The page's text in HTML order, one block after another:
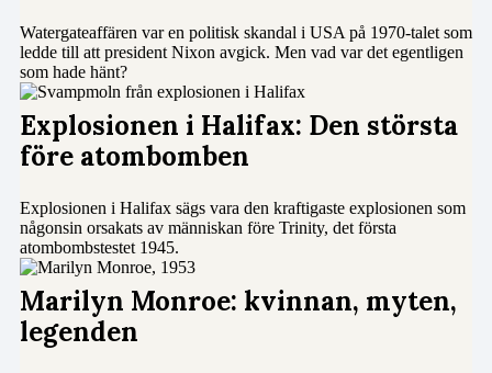
Watergateaffären var en politisk skandal i USA på 1970-talet som
ledde till att president Nixon avgick. Men vad var det egentligen
som hade hänt?
Explosionen i Halifax: Den största
före atombomben
Explosionen i Halifax sägs vara den kraftigaste explosionen som
någonsin orsakats av människan före Trinity, det första
atombombstestet 1945.
Marilyn Monroe: kvinnan, myten,
legenden